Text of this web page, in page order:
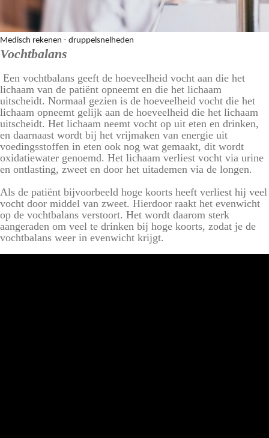
Medisch rekenen - druppelsnelheden
Vochtbalans
Een vochtbalans geeft de hoeveelheid vocht aan die het
lichaam van de patiënt opneemt en die het lichaam
uitscheidt. Normaal gezien is de hoeveelheid vocht die het
lichaam opneemt gelijk aan de hoeveelheid die het lichaam
uitscheidt. Het lichaam neemt vocht op uit eten en drinken,
en daarnaast wordt bij het vrijmaken van energie uit
voedingsstoffen in eten ook nog wat gemaakt, dit wordt
oxidatiewater genoemd. Het lichaam verliest vocht via urine
en ontlasting, zweet en door het uitademen via de longen.
Als de patiënt bijvoorbeeld hoge koorts heeft verliest hij veel
vocht door middel van zweet. Hierdoor raakt het evenwicht
op de vochtbalans verstoort. Het wordt daarom sterk
aangeraden om veel te drinken bij hoge koorts, zodat je de
vochtbalans weer in evenwicht krijgt.